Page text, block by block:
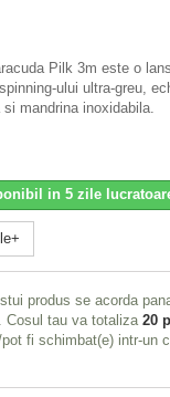
Pilk 3m este o
ului ultra-greu,
mandrina inoxidabila.
in 5 zile
produs se acorda
. Cosul tau va totaliza 20
fi schimbat(e) intr-un